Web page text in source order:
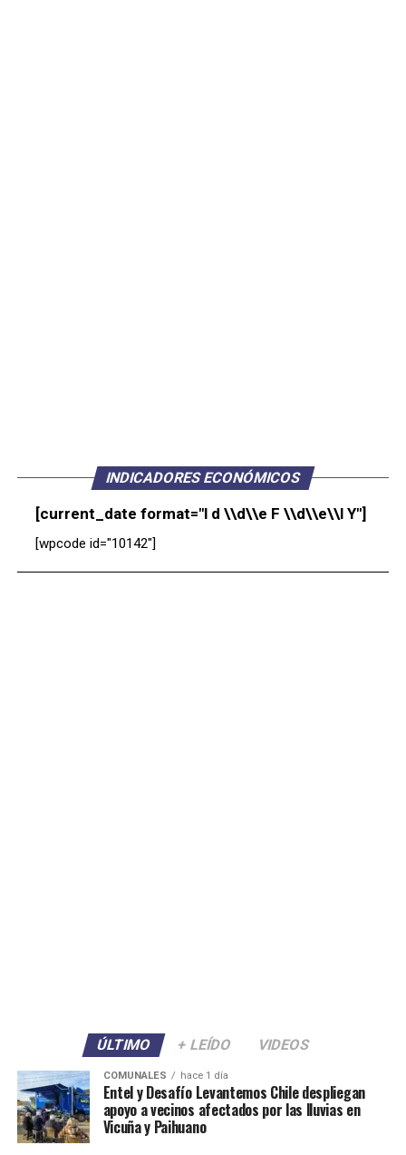
INDICADORES ECONÓMICOS
[current_date format="l d \\d\\e F \\d\\e\\l Y"]
[wpcode id="10142"]
ÚLTIMO + LEÍDO VIDEOS
COMUNALES hace 1 día
Entel y Desafío Levantemos Chile despliegan
apoyo a vecinos afectados por las lluvias en
Vicuña y Paihuano